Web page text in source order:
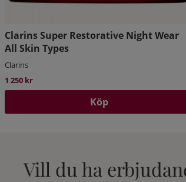
Clarins Super Restorative Night Wear
All Skin Types
Clarins
1 250 kr
Köp
Vill du ha